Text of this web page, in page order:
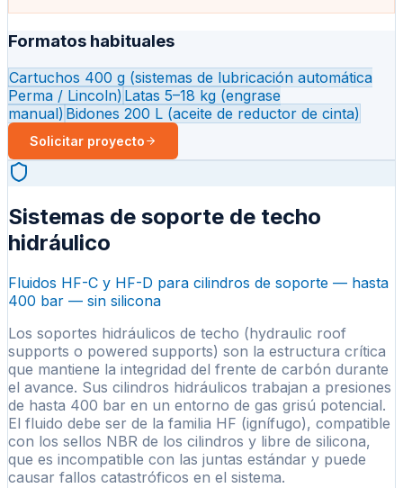
Formatos habituales
Cartuchos 400 g (sistemas de lubricación automática
Perma / Lincoln) Latas 5–18 kg (engrase
manual) Bidones 200 L (aceite de reductor de cinta)
Solicitar proyecto
Sistemas de soporte de techo
hidráulico
Fluidos HF-C y HF-D para cilindros de soporte — hasta
400 bar — sin silicona
Los soportes hidráulicos de techo (hydraulic roof
supports o powered supports) son la estructura crítica
que mantiene la integridad del frente de carbón durante
el avance. Sus cilindros hidráulicos trabajan a presiones
de hasta 400 bar en un entorno de gas grisú potencial.
El fluido debe ser de la familia HF (ignífugo), compatible
con los sellos NBR de los cilindros y libre de silicona,
que es incompatible con las juntas estándar y puede
causar fallos catastróficos en el sistema.